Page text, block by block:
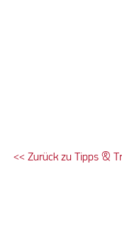
<< Zurück zu Tipps &